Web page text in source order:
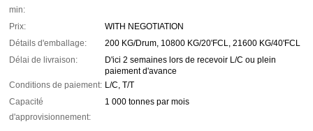
min:
Prix:
WITH NEGOTIATION
Détails d'emballage:
200 KG/Drum, 10800 KG/20'FCL, 21600 KG/40'FCL
Délai de livraison:
D'ici 2 semaines lors de recevoir L/C ou plein
paiement d'avance
Conditions de paiement: L/C, T/T
Capacité
d'approvisionnement:
1 000 tonnes par mois